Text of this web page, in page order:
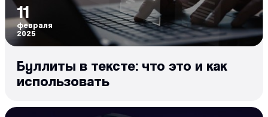
11
февраля
2025
Буллиты в тексте: что это и как
использовать